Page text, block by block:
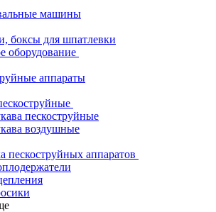
машины
боксы для шпатлевки
оборудование
аппараты
пескоструйные
воздушные
пескоструйных аппаратов